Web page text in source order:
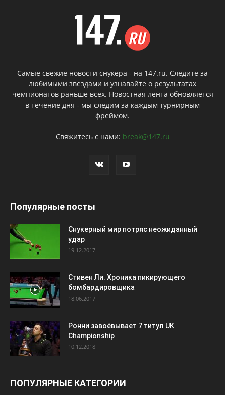
Самые свежие новости снукера - на 147.ru. Следите за
любимыми звездами и узнавайте о результатах
чемпионатов раньше всех. Новостная лента обновляется
в течение дня - мы следим за каждым турнирным
фреймом.
Свяжитесь с нами: break@147.ru
Популярные посты
Снукерный мир потряс неожиданный
удар
19.12.2017
Стивен Ли. Хроника пикирующего
бомбардировщика
18.06.2017
Ронни завоёвывает 7 титул UK
Championship
10.12.2018
ПОПУЛЯРНЫЕ КАТЕГОРИИ